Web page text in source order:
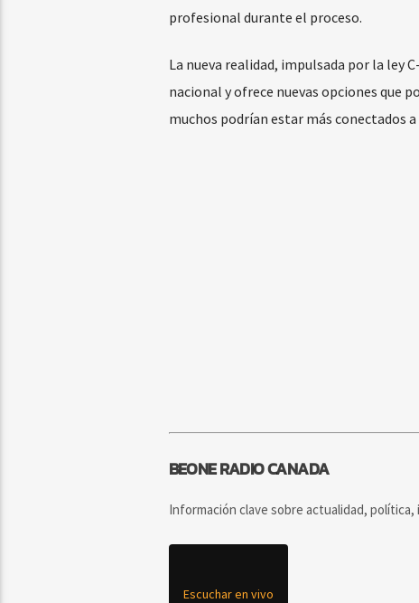
profesional durante el proceso.
La nueva realidad, impulsada por la ley
nacional y ofrece nuevas opciones que
muchos podrían estar más conectados a
BEONE RADIO CANADA
Información clave sobre actualidad, política,
Escuchar en vivo